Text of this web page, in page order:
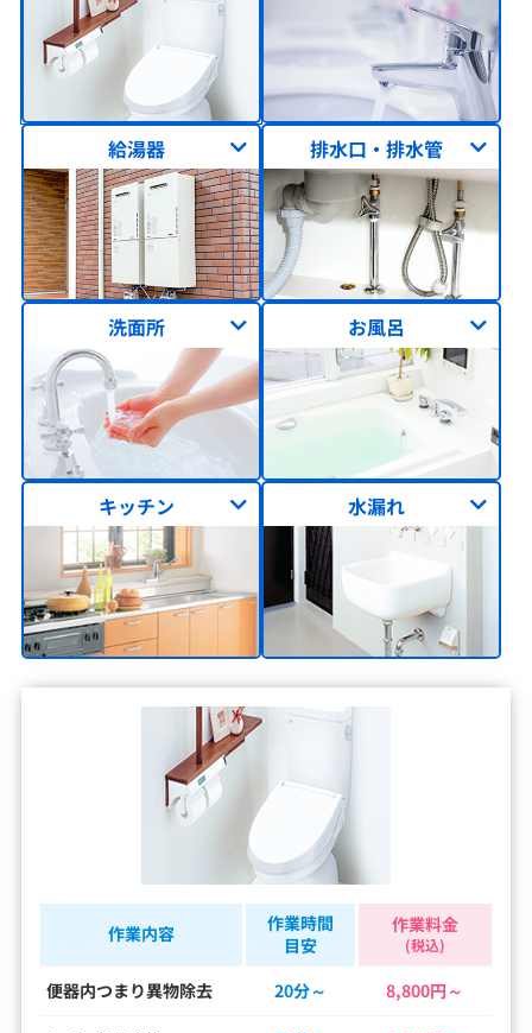
給湯器 排水口・排水管
洗面所 お風呂
キッチン 水漏れ
作業内容
作業時間
目安
作業料金
(税込)
便器内つまり異物除去 20分～ 8,800円～